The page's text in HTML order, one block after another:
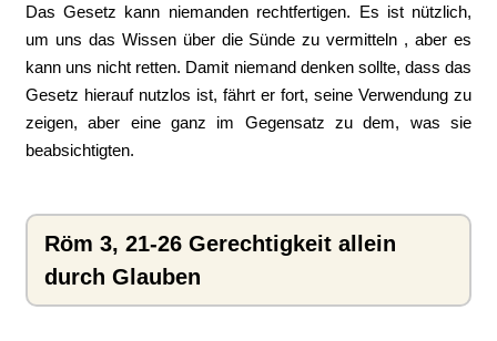
Das Gesetz kann niemanden rechtfertigen. Es ist nützlich,
um uns das Wissen über die Sünde zu vermitteln , aber es
kann uns nicht retten. Damit niemand denken sollte, dass das
Gesetz hierauf nutzlos ist, fährt er fort, seine Verwendung zu
zeigen, aber eine ganz im Gegensatz zu dem, was sie
beabsichtigten.
Röm 3, 21-26 Gerechtigkeit allein
durch Glauben